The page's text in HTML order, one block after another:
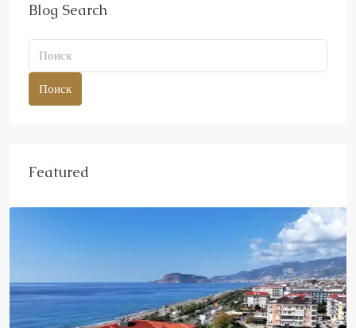
Blog Search
Поиск
Featured